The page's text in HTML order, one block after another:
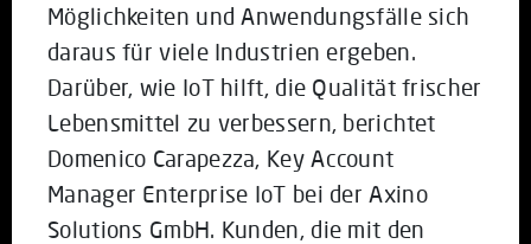
Möglichkeiten und Anwendungsfälle sich
daraus für viele Industrien ergeben.
Darüber, wie IoT hilft, die Qualität frischer
Lebensmittel zu verbessern, berichtet
Domenico Carapezza, Key Account
Manager Enterprise IoT bei der Axino
Solutions GmbH. Kunden, die mit den